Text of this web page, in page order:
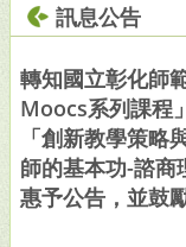
訊息公告
轉知國立彰化師
Moocs系列課程
「創新教學策略
師的基本功-諮商
惠予公告，並鼓